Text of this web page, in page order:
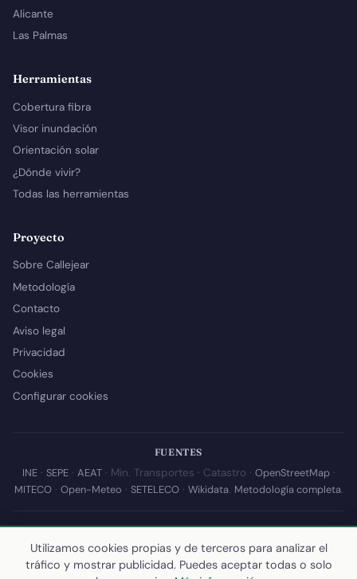
Alicante
Las Palmas
Herramientas
Cobertura fibra
Visor inundación
Orientación solar
¿Dónde vivir?
Todas las herramientas
Proyecto
Sobre Callejear
Metodología
Contacto
Aviso legal
Privacidad
Cookies
Configurar cookies
FUENTES
INE· SEPE· AEAT· Min. Transportes · Catastro · OpenStreetMap·
MITECO· Open-Meteo · SETELECO· Wikidata. Metodología completa.
© 2026 Callejear.com — Directorio municipal de España con datos
abiertos. Desarrollado y mantenido porYoel Castaño.
Utilizamos cookies propias y de terceros para analizar el
tráfico y mostrar publicidad. Puedes aceptar todas o solo